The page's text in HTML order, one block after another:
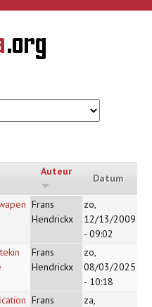
Auteur
Datum
Frans
Hendrickx
zo,
12/13/2009
- 09:02
Frans
Hendrickx
zo,
08/03/2025
- 10:18
Frans
za,